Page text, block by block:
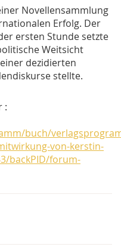
Novellensammlung
Erfolg. Der
ersten Stunde setzte
Weitsicht
dezidierten
stellte.
:
buch/
von-kerstin-
backPID/forum-